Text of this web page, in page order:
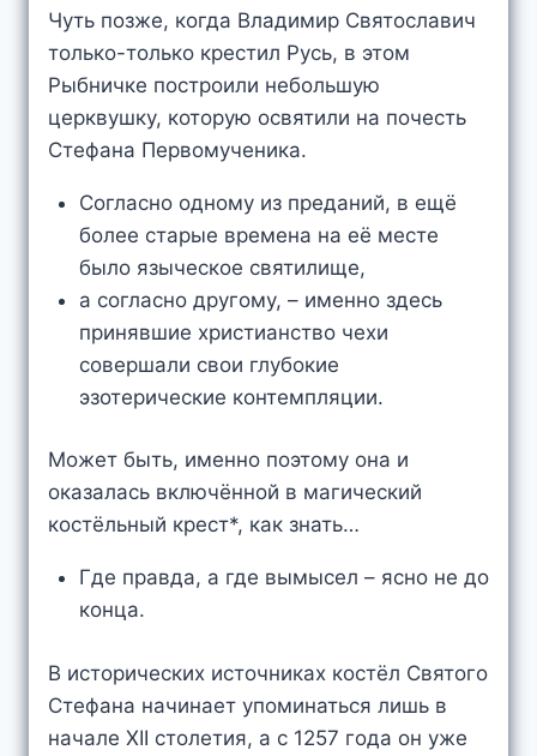
Чуть позже, когда Владимир Святославич
только-только крестил Русь, в этом
Рыбничке построили небольшую
церквушку, которую освятили на почесть
Стефана Первомученика.
Согласно одному из преданий, в ещё
более старые времена на её месте
было языческое святилище,
а согласно другому, – именно здесь
принявшие христианство чехи
совершали свои глубокие
эзотерические контемпляции.
Может быть, именно поэтому она и
оказалась включённой в магический
костёльный крест*, как знать…
Где правда, а где вымысел – ясно не до
конца.
В исторических источниках костёл Святого
Стефана начинает упоминаться лишь в
начале XII столетия, а с 1257 года он уже